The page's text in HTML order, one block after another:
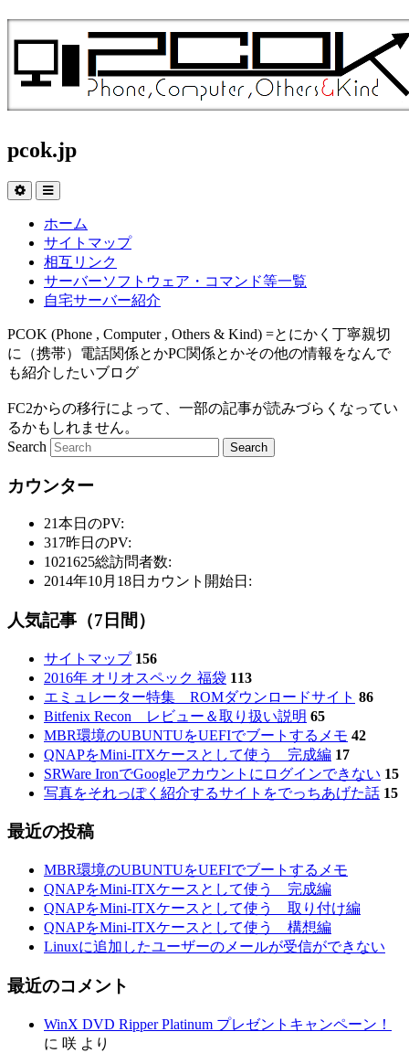
pcok.jp
ホーム
サイトマップ
相互リンク
サーバーソフトウェア・コマンド等一覧
自宅サーバー紹介
PCOK (Phone , Computer , Others & Kind) =とにかく丁寧親切
に（携帯）電話関係とかPC関係とかその他の情報をなんで
も紹介したいブログ
FC2からの移行によって、一部の記事が読みづらくなってい
るかもしれません。
Search
カウンター
21本日のPV:
317昨日のPV:
1021625総訪問者数:
2014年10月18日 カウント開始日:
人気記事（7日間）
サイトマップ 156
2016年 オリオスペック 福袋 113
エミュレーター特集 ROMダウンロードサイト 86
Bitfenix Recon レビュー＆取り扱い説明 65
MBR環境のUBUNTUをUEFIでブートするメモ 42
QNAPをMini-ITXケースとして使う 完成編 17
SRWare IronでGoogleアカウントにログインできない 15
写真をそれっぽく紹介するサイトをでっちあげた話 15
最近の投稿
MBR環境のUBUNTUをUEFIでブートするメモ
QNAPをMini-ITXケースとして使う 完成編
QNAPをMini-ITXケースとして使う 取り付け編
QNAPをMini-ITXケースとして使う 構想編
Linuxに追加したユーザーのメールが受信ができない
最近のコメント
WinX DVD Ripper Platinum プレゼントキャンペーン！
に 咲 より